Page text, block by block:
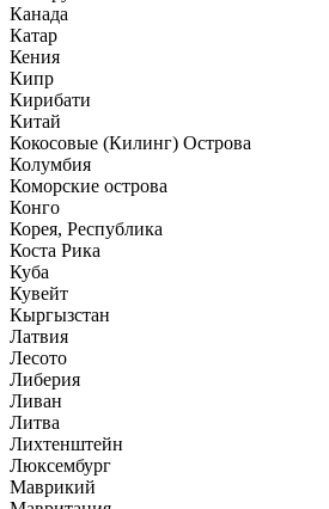
Канада
Катар
Кения
Кипр
Кирибати
Китай
Кокосовые (Килинг) Острова
Колумбия
Коморские острова
Конго
Корея, Республика
Коста Рика
Куба
Кувейт
Кыргызстан
Латвия
Лесото
Либерия
Ливан
Литва
Лихтенштейн
Люксембург
Маврикий